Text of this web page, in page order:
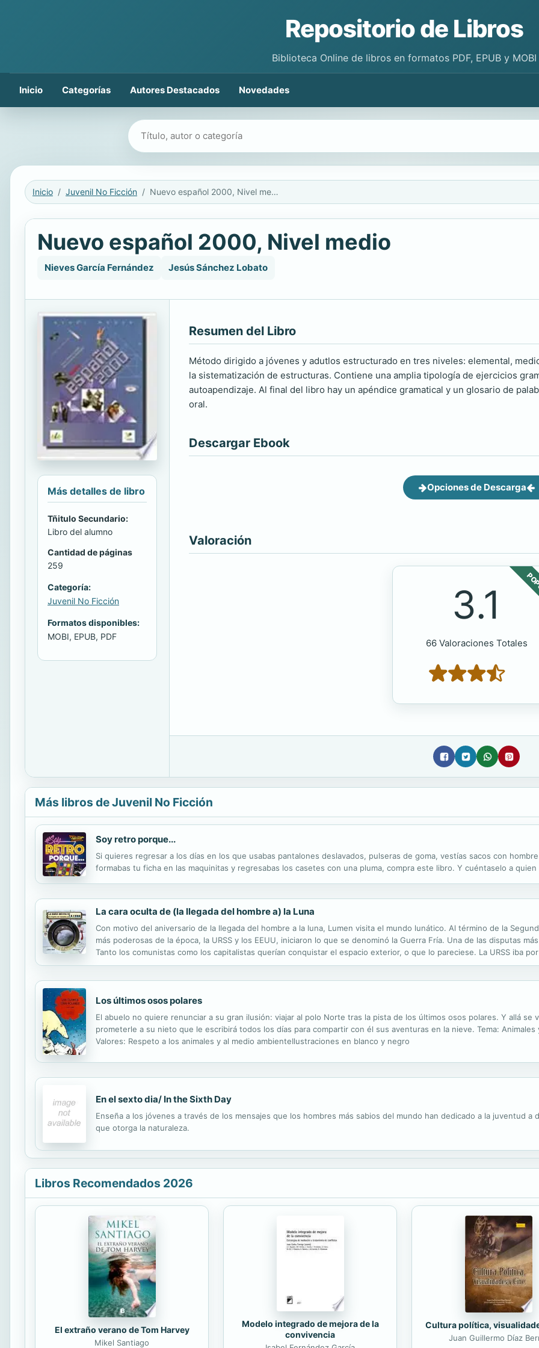
Repositorio de Libros
Biblioteca Online de libros en formatos PDF, EPUB y MOBI
Inicio Categorías Autores Destacados Novedades
Buscar libros
Inicio Juvenil No Ficción Nuevo español 2000, Nivel medio
Nuevo español 2000, Nivel medio
Nieves García Fernández Jesús Sánchez Lobato
Más detalles de libro
Tñitulo Secundario:
Libro del alumno
Cantidad de páginas
259
Categoría:
Juvenil No Ficción
Formatos disponibles:
MOBI, EPUB, PDF
Resumen del Libro
Método dirigido a jóvenes y adutlos estructurado en tres niveles: elemental,
la sistematización de estructuras. Contiene una amplia tipología de ejercicios
autoapendizaje. Al final del libro hay un apéndice gramatical y un glosario de
oral.
Descargar Ebook
Opciones de Descarga
Valoración
3.1
66 Valoraciones Totales
Más libros de Juvenil No Ficción
Soy retro porque...
Si quieres regresar a los días en los que usabas pantalones deslavados, pulseras de goma, vestías sacos con
formabas tu ficha en las maquinitas y regresabas los casetes con una pluma, compra este libro. Y cuéntaselo a
La cara oculta de (la llegada del hombre a) la Luna
Con motivo del aniversario de la llegada del hombre a la luna, Lumen visita el mundo lunático. Al término de la
más poderosas de la época, la URSS y los EEUU, iniciaron lo que se denominó la Guerra Fría. Una de las disputas
Tanto los comunistas como los capitalistas querían conquistar el espacio exterior, o que lo pareciese. La URSS iba
los EEUU consiguieron ganar la partida más importante: que un hombre pisase la Luna. El 20 de julio del 1969, a...
Los últimos osos polares
El abuelo no quiere renunciar a su gran ilusión: viajar al polo Norte tras la pista de los últimos osos polares. Y allá se
prometerle a su nieto que le escribirá todos los días para compartir con él sus aventuras en la nieve. Tema:
Valores: Respeto a los animales y al medio ambienteIlustraciones en blanco y negro
En el sexto dia/ In the Sixth Day
Enseña a los jóvenes a través de los mensajes que los hombres más sabios del mundo han dedicado a la juventud
que otorga la naturaleza.
Libros Recomendados 2026
El extraño verano de Tom Harvey
Mikel Santiago
Modelo integrado de mejora de la
convivencia
Cultura política,
Juan Guillermo Díaz